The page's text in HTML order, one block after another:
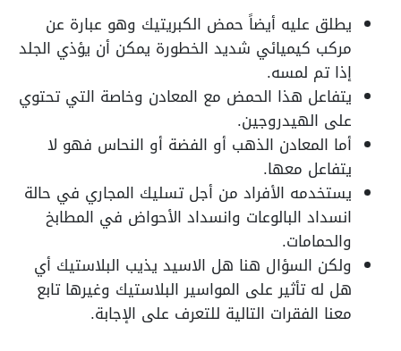
يطلق عليه أيضاً حمض الكبريتيك وهو عبارة عن
مركب كيميائي شديد الخطورة يمكن أن يؤذي الجلد
إذا تم لمسه.
يتفاعل هذا الحمض مع المعادن وخاصة التي تحتوي
على الهيدروجين.
أما المعادن الذهب أو الفضة أو النحاس فهو لا
يتفاعل معها.
يستخدمه الأفراد من أجل تسليك المجاري في حالة
انسداد البالوعات وانسداد الأحواض في المطابخ
والحمامات.
ولكن السؤال هنا هل الاسيد يذيب البلاستيك أي
هل له تأثير على المواسير البلاستيك وغيرها تابع
معنا الفقرات التالية للتعرف على الإجابة.